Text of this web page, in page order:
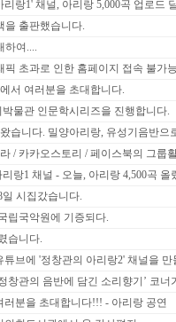
랑1' 채널, 아리랑 5,000곡 업로드
을 출판했습니다.
하여....
픽 초과로 인한 홈페이지 접속 불가
서 여러분을 초대합니다.
물관 인문학시리즈을 진행합니다.
습니다. 밀양아리랑, 유성기음반으
/ 카카오스토리 / 페이스북의 그룹
랑1 채널 - 오늘, 아리랑 4,500곡 올
시집갔습니다.
립국악원에 기증되다.
습니다.
튜브에 '정창관의 아리랑2' 채널을
창관의 음반에 담긴 소리향기’ 코너
러분을 초대합니다!!! - 아리랑 공연